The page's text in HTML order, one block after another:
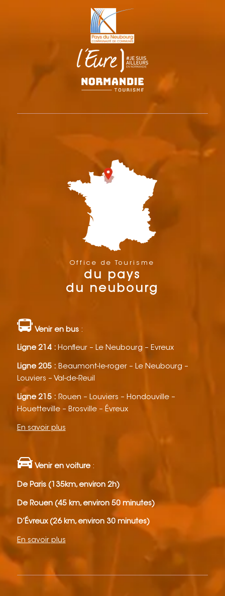
Office de Tourisme
du pays
du neubourg
Venir en bus:
Ligne 214 : Honfleur – Le Neubourg – Evreux
Ligne 205 : Beaumont-le-roger – Le Neubourg –
Louviers – Val-de-Reuil
Ligne 215 : Rouen – Louviers – Hondouville –
Houetteville – Brosville – Évreux
En savoir plus
Venir en voiture:
De Paris (135km, environ 2h)
De Rouen (45 km, environ 50 minutes)
D’Évreux (26 km, environ 30 minutes)
En savoir plus